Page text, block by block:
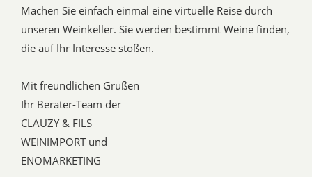
Machen Sie einfach einmal eine virtuelle Reise durch
unseren Weinkeller. Sie werden bestimmt Weine finden,
die auf Ihr Interesse stoßen.
Mit freundlichen Grüßen
Ihr Berater-Team der
CLAUZY & FILS
WEINIMPORT und
ENOMARKETING